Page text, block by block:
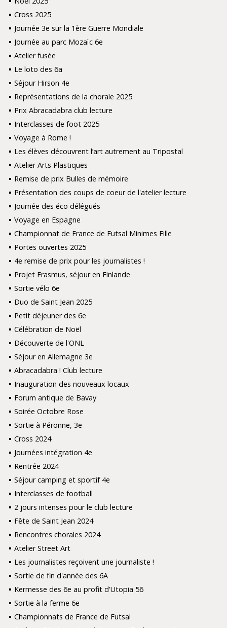
Cross 2025
Journée 3e sur la 1ère Guerre Mondiale
Journée au parc Mozaïc 6e
Atelier fusée
Le loto des 6a
Séjour Hirson 4e
Représentations de la chorale 2025
Prix Abracadabra club lecture
Interclasses de foot 2025
Voyage à Rome !
Les élèves découvrent l’art autrement au Tripostal
Atelier Arts Plastiques
Remise de prix Bulles de mémoire
Présentation des coups de coeur de l'atelier lecture
Journée des éco délégués
Voyage en Espagne
Championnat de France de Futsal Minimes Fille
Portes ouvertes 2025
4e remise de prix pour les journalistes !
Projet Erasmus, séjour en Finlande
Sortie vélo 6e
Duo de Saint Jean 2025
Petit déjeuner des 6e
Célébration de Noël
Découverte de l'ONL
Séjour en Allemagne 3e
Abracadabra ! Club lecture
Inauguration des nouveaux locaux
Forum antique de Bavay
Soirée Octobre Rose
Sortie à Péronne, 3e
Cross 2024
Journées intégration 4e
Rentrée 2024
Séjour camping et sportif 4e
Interclasses de football
2 jours intenses pour le club lecture
Fête de Saint Jean 2024
Rencontres chorales 2024
Atelier Street Art
Les journalistes reçoivent une journaliste !
Sortie de fin d'année des 6A
Kermesse des 6e au profit d'Utopia 56
Sortie à la ferme 6e
Championnats de France de Futsal